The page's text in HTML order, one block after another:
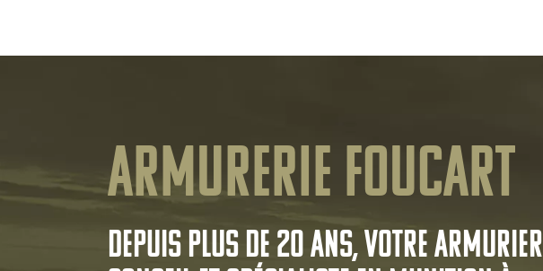
Armurerie Foucart
Depuis plus de 20 ans, votre armurier